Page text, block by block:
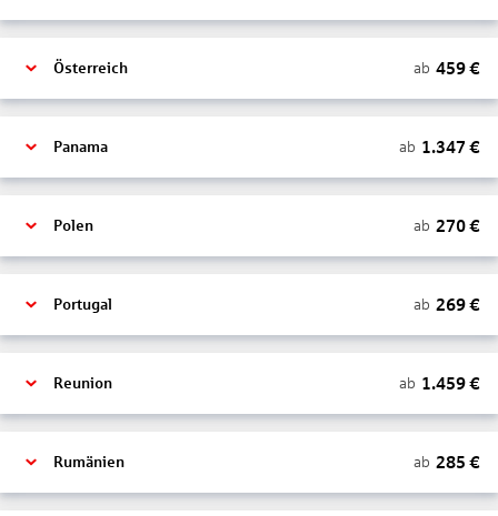
Österreich ab 459€
Panama ab 1.347 €
Polen ab 270€
Portugal ab 269€
Reunion ab 1.459€
Rumänien ab 285 €